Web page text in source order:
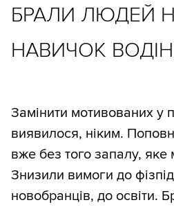
БРАЛИ ЛЮДЕЙ
НАВИЧОК
Замінити мотивованих у
виявилося, ніким.
вже без того запалу, яке
Знизили вимоги до
новобранців, до освіти.